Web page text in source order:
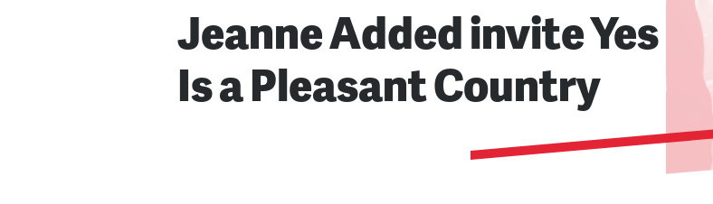
Jeanne Added invite Yes
Is a Pleasant Country